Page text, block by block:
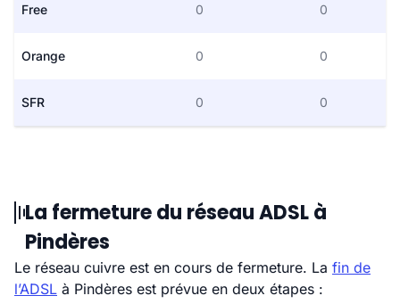
Free 0 0
Orange 0 0
SFR 0 0
La fermeture du réseau ADSL à
Pindères
Le réseau cuivre est en cours de fermeture. La fin de
l’ADSL à Pindères est prévue en deux étapes :